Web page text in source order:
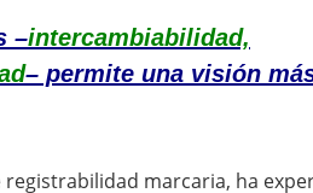
–intercambiabilidad,
– permite una visión
marcaria, ha